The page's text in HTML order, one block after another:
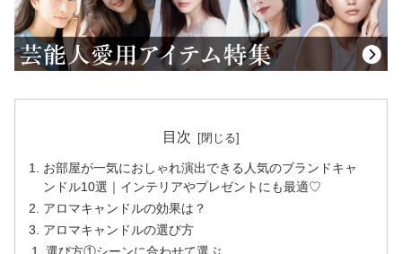
目次
お部屋が一気におしゃれ演出できる人気のブランドキャ
ンドル10選｜インテリアやプレゼントにも最適♡
アロマキャンドルの効果は？
アロマキャンドルの選び方